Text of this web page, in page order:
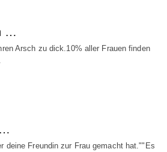
…
Arsch zu dick.10% aller Frauen finden
deine Freundin zur Frau gemacht hat.""Es